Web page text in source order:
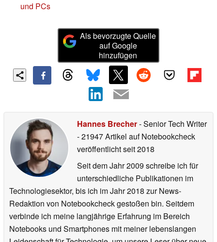
und PCs
Als bevorzugte Quelle
auf Google
hinzufügen
Hannes Brecher- Senior Tech Writer
- 21947 Artikel auf Notebookcheck
veröffentlichtseit 2018
Seit dem Jahr 2009 schreibe ich für
unterschiedliche Publikationen im
Technologiesektor, bis ich im Jahr 2018 zur News-
Redaktion von Notebookcheck gestoßen bin. Seitdem
verbinde ich meine langjährige Erfahrung im Bereich
Notebooks und Smartphones mit meiner lebenslangen